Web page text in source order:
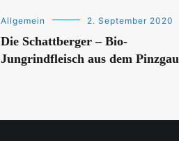
Allgemein 2. September 2020
Die Schattberger – Bio-
Jungrindfleisch aus dem Pinzgau